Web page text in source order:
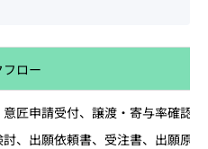
フロー
匠申請受付、譲渡・寄与率確認、
討、出願依頼書、受注書、出願原